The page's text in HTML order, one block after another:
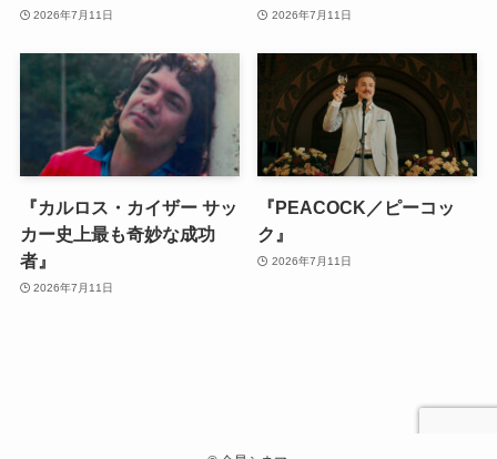
2026年7月11日 2026年7月11日
『カルロス・カイザー サッ
カー史上最も奇妙な成功
者』
2026年7月11日
『PEACOCK／ピーコッ
ク』
2026年7月11日